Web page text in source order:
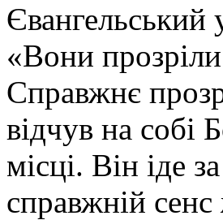
Євангельський
«Вони
Справжнє
відчув на собі
місці. Він іде
справжній